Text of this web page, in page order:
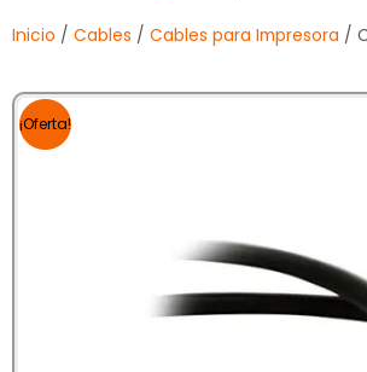
Inicio / Cables / Cables para Impresora /
¡Oferta!